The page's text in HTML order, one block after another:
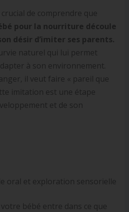
de comprendre que
pour la nourriture découle
désir d’imiter ses parents.
naturel qui lui permet
à son environnement.
il veut faire « pareil que
imitation est une étape
et de son
oral et exploration sensorielle
bébé entre dans ce que